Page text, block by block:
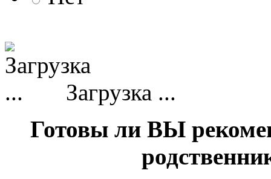
Загрузка ...
Готовы ли ВЫ